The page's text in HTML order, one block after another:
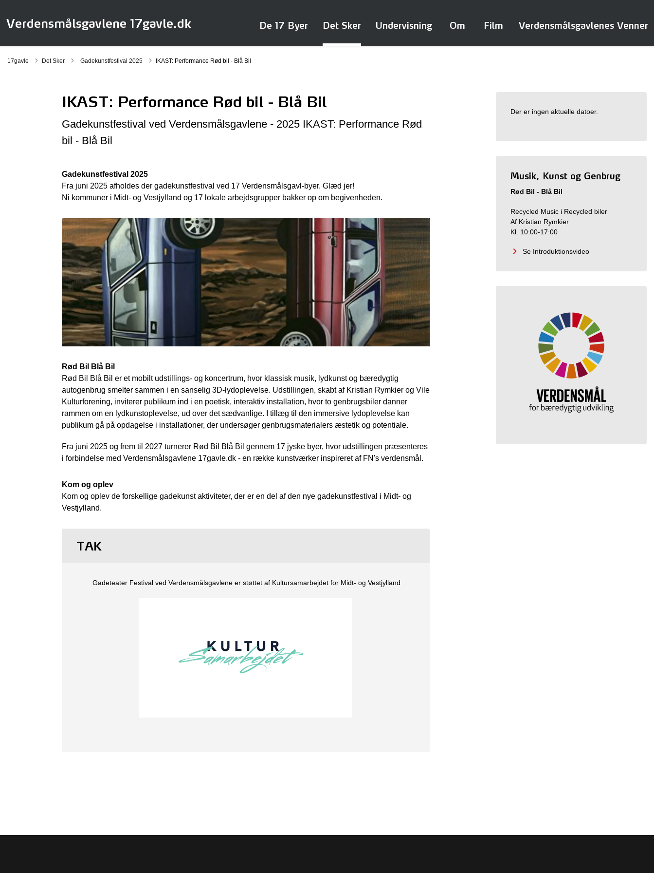
Verdensmålsgavlene 17gavle.dk De 17 Byer Det Sker Undervisning Om Film Verdensmålsgavlenes Venner
17gavle Det Sker Tilbage til
Gadekunstfestival 2025 IKAST: Performance Rød bil - Blå Bil
IKAST: Performance Rød bil - Blå Bil
Gadekunstfestival ved Verdensmålsgavlene - 2025 IKAST: Performance Rød
bil - Blå Bil
Gadekunstfestival 2025
Fra juni 2025 afholdes der gadekunstfestival ved 17 Verdensmålsgavl-byer. Glæd jer!
Ni kommuner i Midt- og Vestjylland og 17 lokale arbejdsgrupper bakker op om begivenheden.
Rød Bil Blå Bil
Rød Bil Blå Bil er et mobilt udstillings- og koncertrum, hvor klassisk musik, lydkunst og bæredygtig
autogenbrug smelter sammen i en sanselig 3D-lydoplevelse. Udstillingen, skabt af Kristian Rymkier og Vile
Kulturforening, inviterer publikum ind i en poetisk, interaktiv installation, hvor to genbrugsbiler danner
rammen om en lydkunstoplevelse, ud over det sædvanlige. I tillæg til den immersive lydoplevelse kan
publikum gå på opdagelse i installationer, der undersøger genbrugsmaterialers æstetik og potentiale.
Fra juni 2025 og frem til 2027 turnerer Rød Bil Blå Bil gennem 17 jyske byer, hvor udstillingen præsenteres
i forbindelse med Verdensmålsgavlene 17gavle.dk - en række kunstværker inspireret af FN's verdensmål.
Kom og oplev
Kom og oplev de forskellige gadekunst aktiviteter, der er en del af den nye gadekunstfestival i Midt- og
Vestjylland.
TAK
Gadeteater Festival ved Verdensmålsgavlene er støttet af Kultursamarbejdet for Midt- og Vestjylland
Der er ingen aktuelle datoer.
Musik, Kunst og Genbrug
Rød Bil - Blå Bil
Recycled Music i Recycled biler
Af Kristian Rymkier
Kl. 10:00-17:00
Se Introduktionsvideo